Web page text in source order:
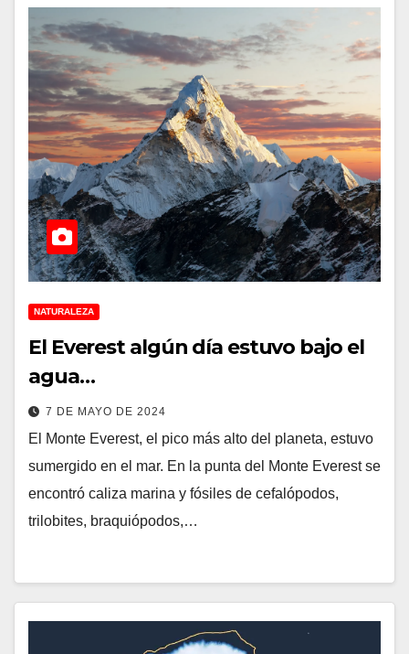
NATURALEZA
El Everest algún día estuvo bajo el
agua…
7 DE MAYO DE 2024
El Monte Everest, el pico más alto del planeta, estuvo
sumergido en el mar. En la punta del Monte Everest se
encontró caliza marina y fósiles de cefalópodos,
trilobites, braquiópodos,…